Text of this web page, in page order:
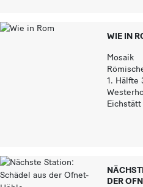
WIE IN
Mosaik
1. Hälfte
Eichstätt
DER